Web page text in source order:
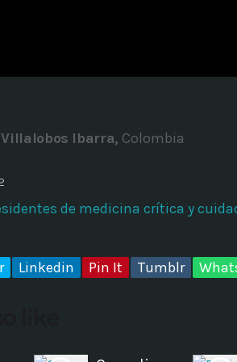
Time
Ibarra, Colombia
de medicina crítica y
Linkedin Pin It Tumblr